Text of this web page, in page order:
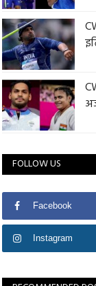
FOLLOW US
Facebook
Instagram